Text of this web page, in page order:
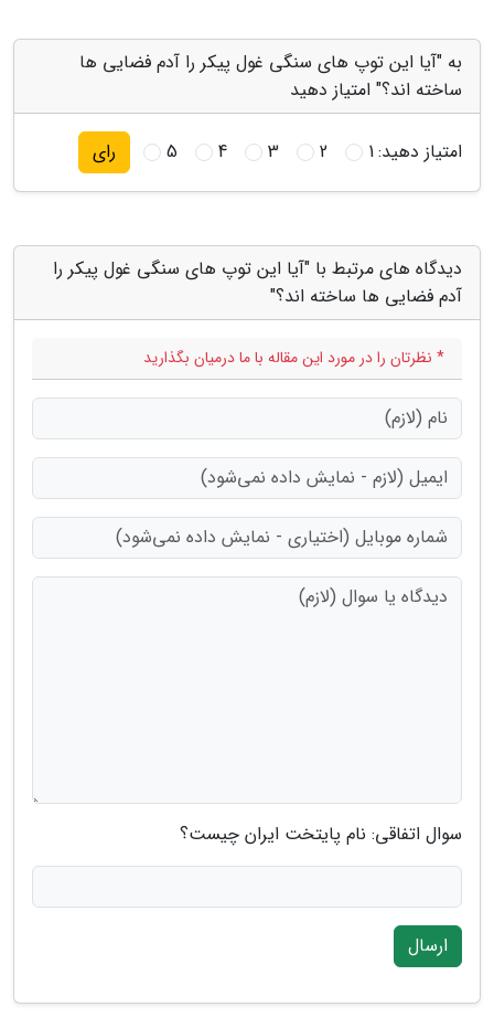
به "آیا این توپ های سنگی غول پیکر را آدم فضایی ها
ساخته اند؟" امتیاز دهید
امتیاز دهید:1
2
3
4
5 رای
دیدگاه های مرتبط با "آیا این توپ های سنگی غول پیکر را
آدم فضایی ها ساخته اند؟"
* نظرتان را در مورد این مقاله با ما درمیان بگذارید
سوال اتفاقی: نام پایتخت ایران چیست؟
ارسال